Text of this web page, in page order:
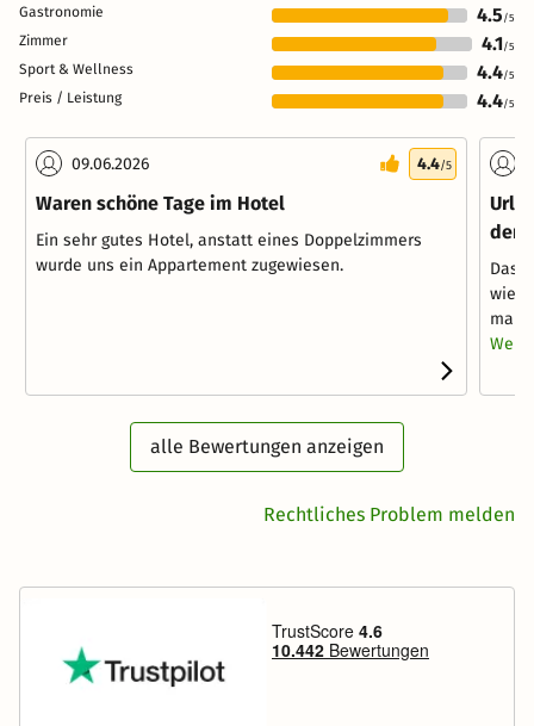
Gastronomie 4.5 /5
Zimmer 4.1/5
Sport & Wellness 4.4/5
Preis / Leistung 4.4/5
09.06.2026 4.4/5
Waren schöne Tage im Hotel
Ein sehr gutes Hotel, anstatt eines Doppelzimmers
wurde uns ein Appartement zugewiesen.
den
Das
wie
man
alle Bewertungen anzeigen
Rechtliches Problem melden